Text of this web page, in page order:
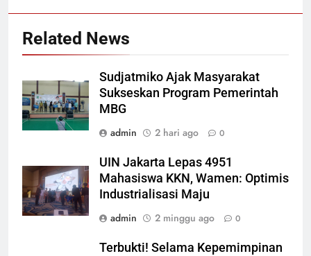
Related News
Sudjatmiko Ajak Masyarakat
Sukseskan Program Pemerintah
MBG
admin
2 hari ago 0
UIN Jakarta Lepas 4951
Mahasiswa KKN, Wamen: Optimis
Industrialisasi Maju
admin
2 minggu ago 0
Terbukti! Selama Kepemimpinan